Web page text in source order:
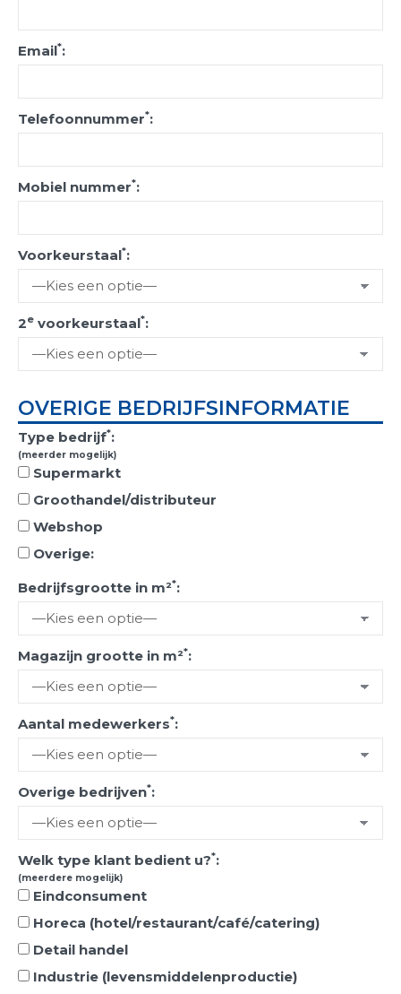
Email*:
Telefoonnummer*:
Mobiel nummer*:
Voorkeurstaal*:
2e voorkeurstaal*:
OVERIGE BEDRIJFSINFORMATIE
Type bedrijf*:
(meerder mogelijk)
Supermarkt
Groothandel/distributeur
Webshop
Overige:
Bedrijfsgrootte in m²*:
Magazijn grootte in m²*:
Aantal medewerkers*:
Overige bedrijven*:
Welk type klant bedient u?*:
(meerdere mogelijk)
Eindconsument
Horeca (hotel/restaurant/café/catering)
Detail handel
Industrie (levensmiddelenproductie)